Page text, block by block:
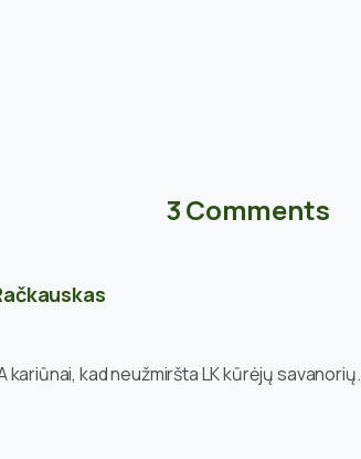
3 Comments
kariūnai, kad neužmiršta LK kūrėjų savanorių.